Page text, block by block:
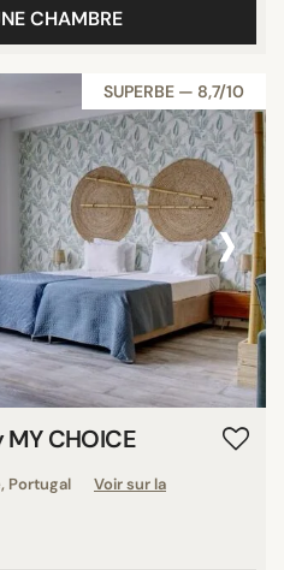
CHAMBRE
SUPERBE — 8,7/10
›
CHOICE
Portugal
Voir sur la